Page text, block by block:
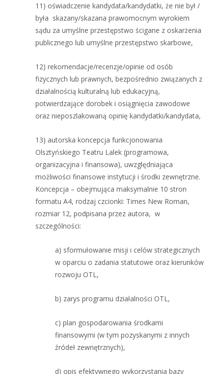
11) oświadczenie kandydata/kandydatki, że nie był /
była skazany/skazana prawomocnym wyrokiem
sądu za umyślne przestępstwo ścigane z oskarżenia
publicznego lub umyślne przestępstwo skarbowe,
12) rekomendacje/recenzje/opinie od osób
fizycznych lub prawnych, bezpośrednio związanych z
działalnością kulturalną lub edukacyjną,
potwierdzające dorobek i osiągnięcia zawodowe
oraz nieposzlakowaną opinię kandydatki/kandydata,
13) autorska koncepcja funkcjonowania
Olsztyńskiego Teatru Lalek (programowa,
organizacyjna i finansowa), uwzględniająca
możliwości finansowe instytucji i środki zewnętrzne.
Koncepcja – obejmująca maksymalnie 10 stron
formatu A4, rodzaj czcionki: Times New Roman,
rozmiar 12, podpisana przez autora, w
szczególności:
a) sformułowanie misji i celów strategicznych
w oparciu o zadania statutowe oraz kierunków
rozwoju OTL,
b) zarys programu działalności OTL,
c) plan gospodarowania środkami
finansowymi (w tym pozyskanymi z innych
źródeł zewnętrznych),
d) opis efektywnego wykorzystania bazy